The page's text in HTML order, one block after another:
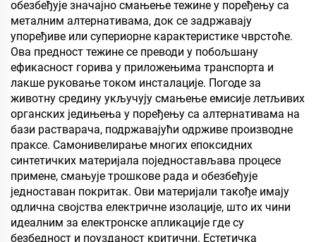
обезбеђује значајно смањење тежине у поређењу са
металним алтернативама, док се задржавају
упоређиве или супериорне карактеристике чврстоће.
Ова предност тежине се преводи у побољшану
ефикасност горива у приложењима транспорта и
лакше руковање током инсталације. Погоде за
животну средину укључују смањење емисије летљивих
органских једињења у поређењу са алтернативама на
бази растварача, подржавајући одрживе производне
праксе. Самонивелирање многих епоксидних
синтетичких материјала поједностављава процесе
примене, смањује трошкове рада и обезбеђује
једноставан покритак. Ови материјали такође имају
одлична својства електричне изолације, што их чини
идеалним за електронске апликације где су
безбедност и поузданост критични. Естетичка